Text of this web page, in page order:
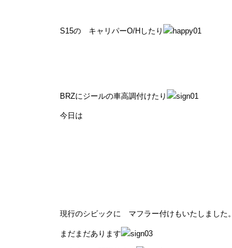
S15の キャリパーO/Hしたり
BRZにジールの車高調付けたり
今日は
現行のシビックに マフラー付けもいたしました。
まだまだあります